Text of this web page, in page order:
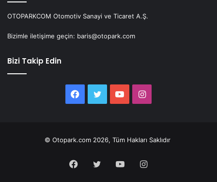
OTOPARKCOM Otomotiv Sanayi ve Ticaret A.Ş.
Bizimle iletişime geçin: baris@otopark.com
Bizi Takip Edin
Facebook
Twitter YouTubeInstagram
© Otopark.com 2026, Tüm Hakları Saklıdır
Facebook
Twitter YouTubeInstagram